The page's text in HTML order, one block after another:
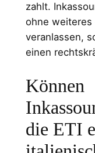
zahlt.
ohne weiteres
veranlassen,
einen
Können
die ETI